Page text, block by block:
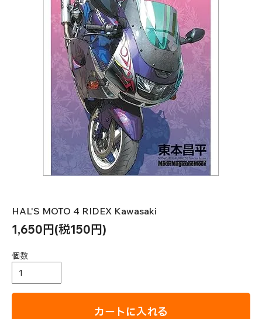
HAL'S MOTO 4 RIDEX Kawasaki
1,650円(税150円)
個数
カートに入れる